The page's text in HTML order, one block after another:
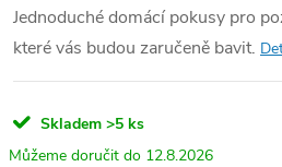
Jednoduché domácí pokusy pro
které vás budou zaručeně bavit.
Skladem >5 ks
12.8.2026